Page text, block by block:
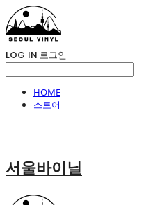
LOG IN 로그인
HOME
스토어
서울바이닐